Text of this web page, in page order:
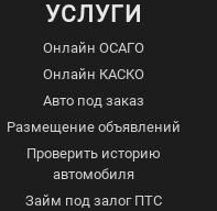
УСЛУГИ
Онлайн ОСАГО
Онлайн КАСКО
Авто под заказ
Размещение объявлений
Проверить историю
автомобиля
Займ под залог ПТС